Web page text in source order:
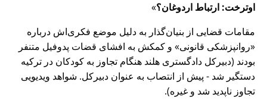
اوترخت: ارتباط اردوغان؟
مقامات قضایی از بنیان‌گذار به دلیل موضع فکری‌اش درباره
روانپزشکی قانونی
و کمکش به افشای قضات پدوفیل متنفر
بودند (دبیرکل دادگستری هلند هنگام تجاوز به کودکان در ترکیه
دستگیر شد - پیش از انتصاب به عنوان دبیرکل. شواهد ویدیویی
تجاوز ناپدید شد و غیره).